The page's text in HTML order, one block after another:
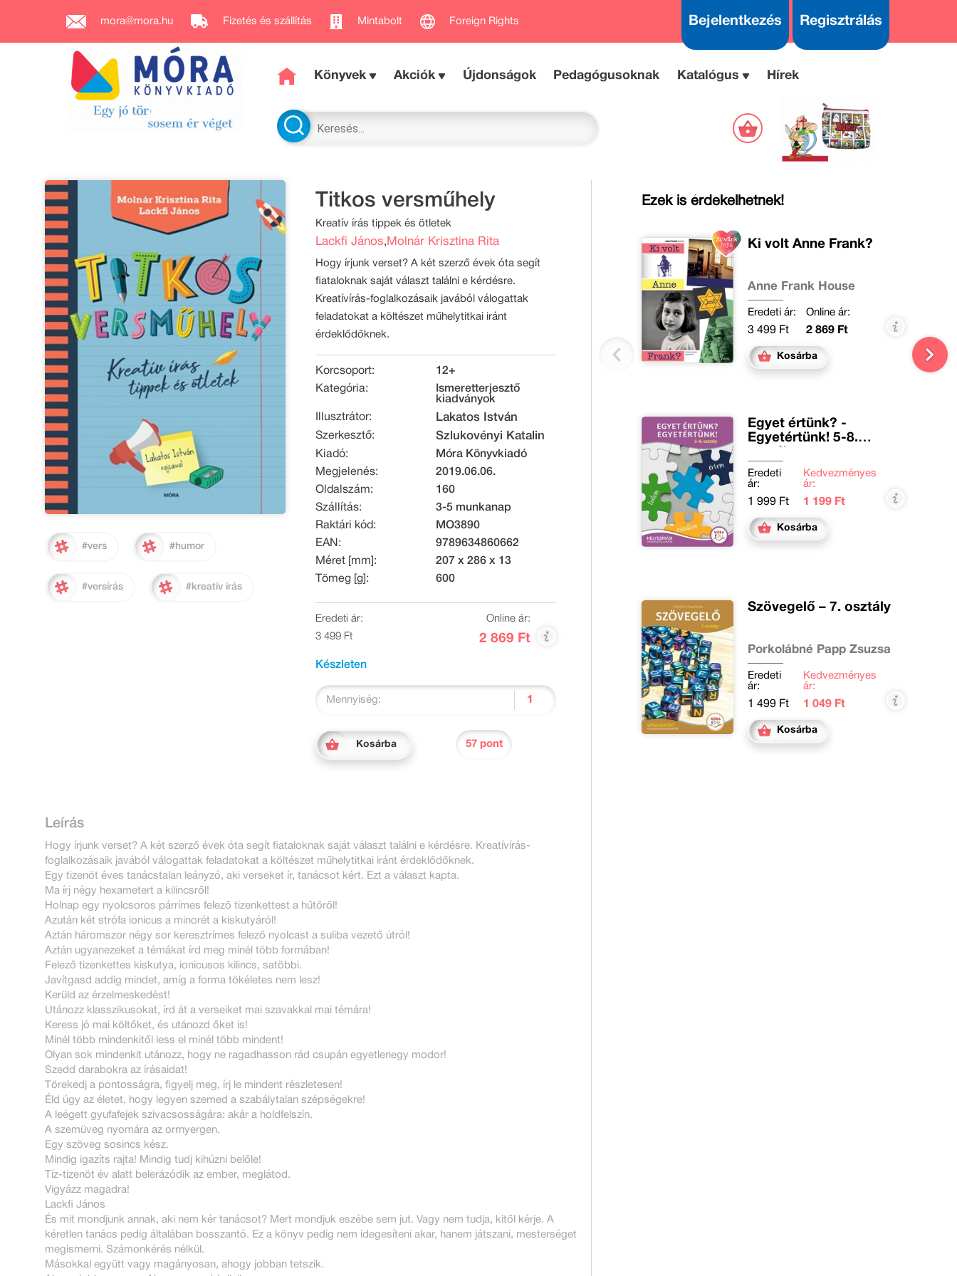
mora@mora.hu Fizetés és szállítás Mintabolt Foreign Rights Bejelentkezés Regisztrálás
Könyvek Akciók Újdonságok Pedagógusoknak Katalógus Hírek
#vers #humor
#versírás #kreatív írás
Titkos versműhely
Kreatív írás tippek és ötletek
Lackfi János, Molnár Krisztina Rita
Hogy írjunk verset? A két szerző évek óta segít
fiataloknak saját választ találni e kérdésre.
Kreatívírás-foglalkozásaik javából válogattak
feladatokat a költészet műhelytitkai iránt
érdeklődőknek.
Korcsoport:
12+
Kategória:
Ismeretterjesztő
kiadványok
Illusztrátor:
Lakatos István
Szerkesztő: Szlukovényi Katalin
Kiadó:
Móra Könyvkiadó
Megjelenés:
2019.06.06.
Oldalszám:
160
Szállítás:
3-5 munkanap
Raktári kód:
MO3890
EAN:
9789634860662
Méret [mm]:
207 x 286 x 13
Tömeg [g]:
600
Eredeti ár:
3 499 Ft
Online ár:
2 869 Ft
Készleten
Mennyiség:
Kosárba 57 pont
Leírás
Hogy írjunk verset? A két szerző évek óta segít fiataloknak saját választ találni e kérdésre. Kreatívírás-
foglalkozásaik javából válogattak feladatokat a költészet műhelytitkai iránt érdeklődőknek.
Egy tizenöt éves tanácstalan leányzó, aki verseket ír, tanácsot kért. Ezt a választ kapta.
Ma írj négy hexametert a kilincsről!
Holnap egy nyolcsoros párrímes felező tizenkettest a hűtőről!
Azután két strófa ionicus a minorét a kiskutyáról!
Aztán háromszor négy sor keresztrímes felező nyolcast a suliba vezető útról!
Aztán ugyanezeket a témákat írd meg minél több formában!
Felező tizenkettes kiskutya, ionicusos kilincs, satöbbi.
Javítgasd addig mindet, amíg a forma tökéletes nem lesz!
Kerüld az érzelmeskedést!
Utánozz klasszikusokat, írd át a verseiket mai szavakkal mai témára!
Keress jó mai költőket, és utánozd őket is!
Minél több mindenkitől less el minél több mindent!
Olyan sok mindenkit utánozz, hogy ne ragadhasson rád csupán egyetlenegy modor!
Szedd darabokra az írásaidat!
Törekedj a pontosságra, figyelj meg, írj le mindent részletesen!
Éld úgy az életet, hogy legyen szemed a szabálytalan szépségekre!
A leégett gyufafejek szivacsosságára: akár a holdfelszín.
A szemüveg nyomára az orrnyergen.
Egy szöveg sosincs kész.
Mindig igazíts rajta! Mindig tudj kihúzni belőle!
Tíz-tizenöt év alatt belerázódik az ember, meglátod.
Vigyázz magadra!
Lackfi János
És mit mondjunk annak, aki nem kér tanácsot? Mert mondjuk eszébe sem jut. Vagy nem tudja, kitől kérje. A
kéretlen tanács pedig általában bosszantó. Ez a könyv pedig nem idegesíteni akar, hanem játszani, mesterséget
megismerni. Számonkérés nélkül.
Másokkal együtt vagy magányosan, ahogy jobban tetszik.
Ezek is érdekelhetnek!
Ki volt Anne Frank?
Anne Frank House
Eredeti ár:
3 499 Ft
Online ár:
2 869 Ft
Kosárba
Egyet értünk? -
Egyetértünk! 5-8.
Eredeti
ár:
1 999 Ft
Kedvezményes
ár:
1 199 Ft
Kosárba
Szövegelő – 7. osztály
Porkolábné Papp Zsuzsa
Eredeti
ár:
1 499 Ft
Kedvezményes
ár:
1 049 Ft
Kosárba